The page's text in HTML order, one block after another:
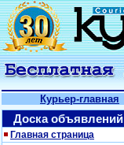
Курьер-главная
Доска объявлений
Главная страница